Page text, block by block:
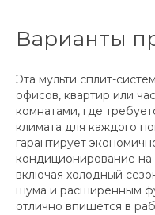
Варианты
Эта мульти сплит-
офисов, квартир или
комнатами, где
климата для каждого
гарантирует
кондиционирование на
включая холодный
шума и расширенным
отлично впишется в